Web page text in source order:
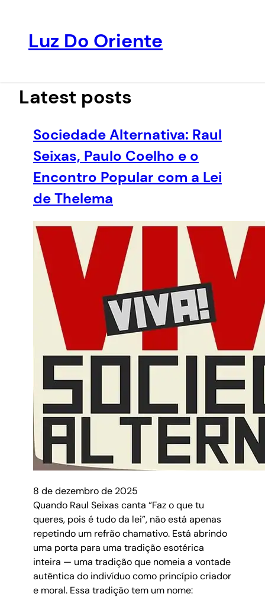
conteúdo
Luz Do Oriente
Latest posts
Sociedade Alternativa: Raul
Seixas, Paulo Coelho e o
Encontro Popular com a Lei
de Thelema
8 de dezembro de 2025
Quando Raul Seixas canta “Faz o que tu
queres, pois é tudo da lei”, não está apenas
repetindo um refrão chamativo. Está abrindo
uma porta para uma tradição esotérica
inteira — uma tradição que nomeia a vontade
autêntica do indivíduo como princípio criador
e moral. Essa tradição tem um nome: